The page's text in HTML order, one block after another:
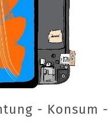
- Konsum -